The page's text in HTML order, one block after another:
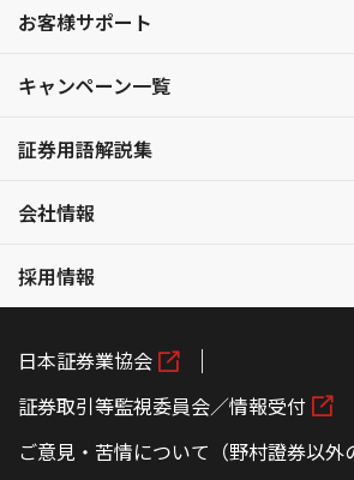
お客様サポート
キャンペーン一覧
証券用語解説集
会社情報
採用情報
日本証券業協会
証券取引等監視委員会／情報受付
ご意見・苦情について（野村證券以外